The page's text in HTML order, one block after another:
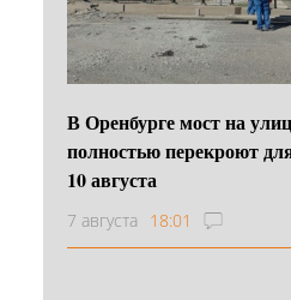
В Оренбурге мост на
полностью перекроют
10 августа
7 августа 18:01